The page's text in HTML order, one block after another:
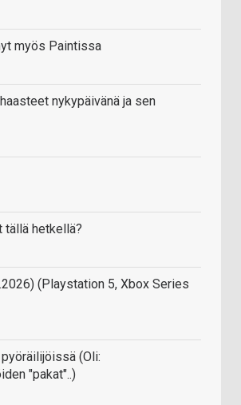
myös Paintissa
nykypäivänä ja sen
tällä hetkellä?
(Playstation 5, Xbox Series
(Oli:
"pakat"..)